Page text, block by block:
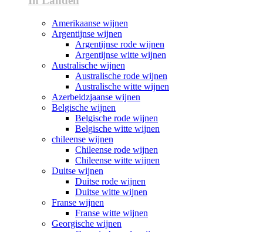
Amerikaanse wijnen
Argentijnse wijnen
Argentijnse rode wijnen
Argentijnse witte wijnen
Australische wijnen
Australische rode wijnen
Australische witte wijnen
Azerbeidzjaanse wijnen
Belgische wijnen
Belgische rode wijnen
Belgische witte wijnen
chileense wijnen
Chileense rode wijnen
Chileense witte wijnen
Duitse wijnen
Duitse rode wijnen
Duitse witte wijnen
Franse wijnen
Franse witte wijnen
Georgische wijnen